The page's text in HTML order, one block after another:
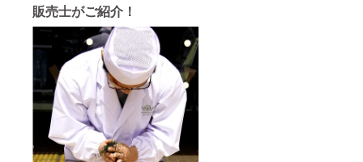
販売士がご紹介！